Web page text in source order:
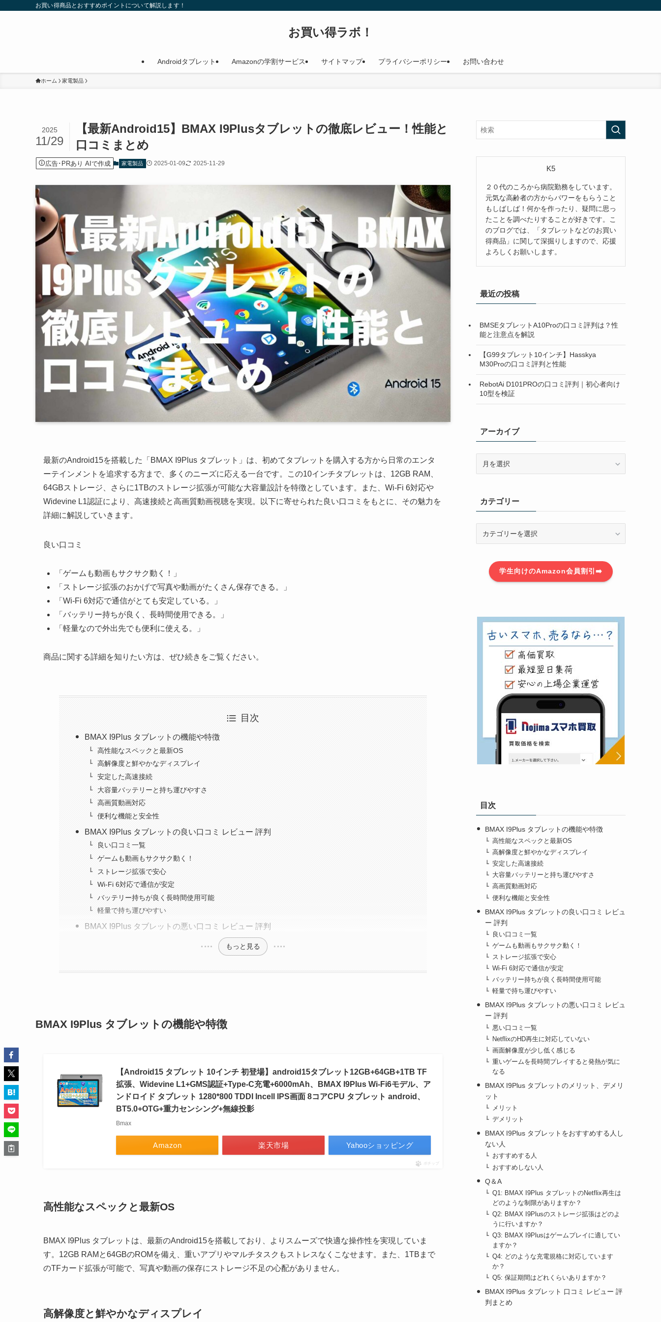
お買い得商品とおすすめポイントについて解説します！
お買い得ラボ！
Androidタブレット Amazonの学割サービス サイトマップ プライバシーポリシー お問い合わせ
ホーム 家電製品
【最新Android15】BMAX I9Plusタブレットの徹底レビュー！性能と
口コミまとめ
2025
11/29
広告･PRあり AIで作成 家電製品 2025-01-09 2025-11-29
最新のAndroid15を搭載した「BMAX I9Plus タブレット」は、初めてタブレットを購入する方から日常のエンタ
ーテインメントを追求する方まで、多くのニーズに応える一台です。この10インチタブレットは、12GB RAM、
64GBストレージ、さらに1TBのストレージ拡張が可能な大容量設計を特徴としています。また、Wi-Fi 6対応や
Widevine L1認証により、高速接続と高画質動画視聴を実現。以下に寄せられた良い口コミをもとに、その魅力を
詳細に解説していきます。
良い口コミ
「ゲームも動画もサクサク動く！」
「ストレージ拡張のおかげで写真や動画がたくさん保存できる。」
「Wi-Fi 6対応で通信がとても安定している。」
「バッテリー持ちが良く、長時間使用できる。」
「軽量なので外出先でも便利に使える。」
商品に関する詳細を知りたい方は、ぜひ続きをご覧ください。
目次
BMAX I9Plus タブレットの機能や特徴
高性能なスペックと最新OS
高解像度と鮮やかなディスプレイ
安定した高速接続
大容量バッテリーと持ち運びやすさ
高画質動画対応
便利な機能と安全性
BMAX I9Plus タブレットの良い口コミ レビュー 評判
良い口コミ一覧
ゲームも動画もサクサク動く！
ストレージ拡張で安心
Wi-Fi 6対応で通信が安定
バッテリー持ちが良く長時間使用可能
軽量で持ち運びやすい
BMAX I9Plus タブレットの悪い口コミ レビュー 評判
もっと見る
BMAX I9Plus タブレットの機能や特徴
【Android15 タブレット 10インチ 初登場】android15タブレット12GB+64GB+1TB TF
拡張、Widevine L1+GMS認証+Type-C充電+6000mAh、BMAX I9Plus Wi-Fi6モデル、ア
ンドロイド タブレット 1280*800 TDDI Incell IPS画面 8コアCPU タブレット android、
BT5.0+OTG+重力センシング+無線投影
Bmax
Amazon 楽天市場 Yahooショッピング
ポチップ
高性能なスペックと最新OS
BMAX I9Plus タブレットは、最新のAndroid15を搭載しており、よりスムーズで快適な操作性を実現していま
す。12GB RAMと64GBのROMを備え、重いアプリやマルチタスクもストレスなくこなせます。また、1TBまで
のTFカード拡張が可能で、写真や動画の保存にストレージ不足の心配がありません。
高解像度と鮮やかなディスプレイ
K5
２０代のころから病院勤務をしています。
元気な高齢者の方からパワーをもらうこと
もしばしば！何かを作ったり、疑問に思っ
たことを調べたりすることが好きです。こ
のブログでは、「タブレットなどのお買い
得商品」に関して深掘りしますので、応援
よろしくお願いします。
最近の投稿
BMSEタブレットA10Proの口コミ評判は？性
能と注意点を解説
【G99タブレット10インチ】Hasskya
M30Proの口コミ評判と性能
RebotAi D101PROの口コミ評判｜初心者向け
10型を検証
アーカイブ
ブカテゴリー
学生向けのAmazon会員割引➡️
目次
BMAX I9Plus タブレットの機能や特徴
高性能なスペックと最新OS
高解像度と鮮やかなディスプレイ
安定した高速接続
大容量バッテリーと持ち運びやすさ
高画質動画対応
便利な機能と安全性
BMAX I9Plus タブレットの良い口コミ レビュ
ー 評判
良い口コミ一覧
ゲームも動画もサクサク動く！
ストレージ拡張で安心
Wi-Fi 6対応で通信が安定
バッテリー持ちが良く長時間使用可能
軽量で持ち運びやすい
BMAX I9Plus タブレットの悪い口コミ レビュ
ー 評判
悪い口コミ一覧
NetflixのHD再生に対応していない
画面解像度が少し低く感じる
重いゲームを長時間プレイすると発熱が気に
なる
BMAX I9Plus タブレットのメリット、デメリ
ット
メリット
デメリット
BMAX I9Plus タブレットをおすすめする人し
ない人
おすすめする人
おすすめしない人
Q＆A
Q1: BMAX I9Plus タブレットのNetflix再生は
どのような制限がありますか？
Q2: BMAX I9Plusのストレージ拡張はどのよ
うに行いますか？
Q3: BMAX I9Plusはゲームプレイに適してい
ますか？
Q4: どのような充電規格に対応しています
か？
Q5: 保証期間はどれくらいありますか？
BMAX I9Plus タブレット 口コミ レビュー 評
判まとめ